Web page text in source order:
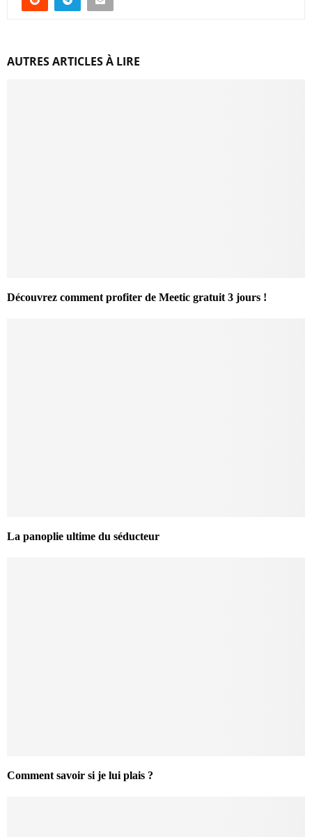
AUTRES ARTICLES À LIRE
Découvrez comment profiter de Meetic gratuit 3 jours !
La panoplie ultime du séducteur
Comment savoir si je lui plais ?